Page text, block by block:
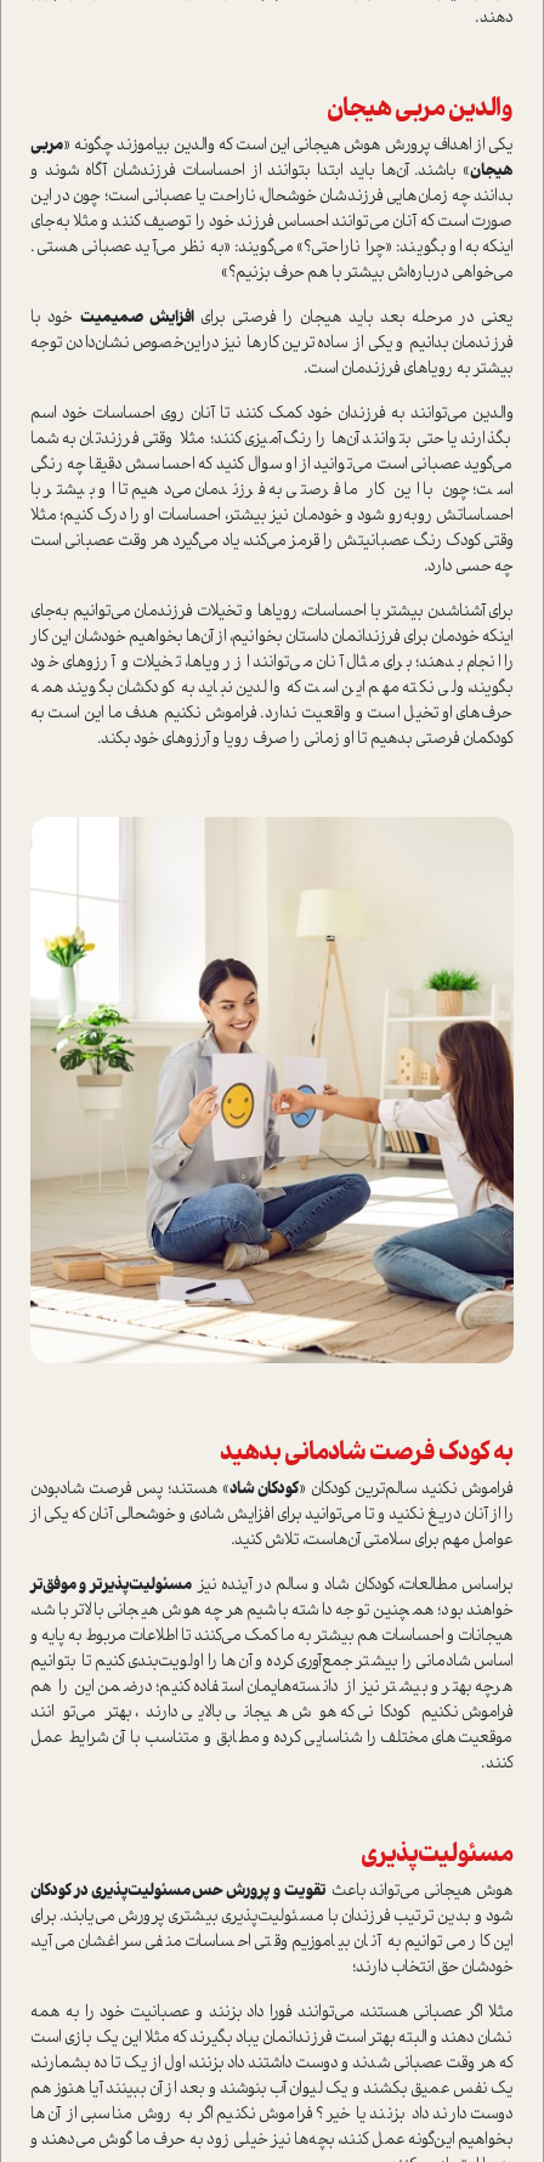
دهند‌.
والدين مربي هيجان
يكي از اهداف پرورش هوش هيجاني اين است كه والدين بياموزند چگونه «مربي
هيجان» باشند. آن‌ها‌ بايد ابتدا بتوانند از احساسات فرزندشان آگاه شوند و
بدانند چه زمان‌هايي فرزندشان خوشحال، ناراحت یا عصباني است‌؛ چون در این
صورت است که آنان می‌توانند احساس فرزند خود را توصيف كنند و مثلا به‌جای
اینکه به او بگویند: «چرا ناراحتي؟» می‌گویند: «به نظر مي‌آيد‌ عصباني هستي.
مي‌خواهي درباره‌اش بيشتر با هم حرف بزنيم؟»
يعني در مرحله بعد بايد هيجان را فرصتي براي افزايش صميميت خود با
فرزندمان‌ بدانیم ‌و يكي از ساده‌ترين كار‌ها نيز دراين‌خصوص نشان‌دادن توجه
بیشتر به رویاهای فرزندمان است.
والدين مي‌توانند به فرزندان خود كمك كنند تا آنان روي احساسات خود اسم
بگذارند يا حتي بتوانند آن‌ها را رنگ‌آميزي كنند؛ ‌مثلا وقتي فرزندتان به شما
مي‌گويد عصباني است مي‌توانيد از او سوال كنيد كه احساسش دقيقا چه رنگي
است‌؛ چون با این کار ما فرصتي به فرزندمان می‌دهيم تا او بيشتر با
احساساتش روبه‌رو شود و‌ خودمان نيز بيشتر، احساسات او را درك كنيم؛ مثلا
وقتي‌ كودك رنگ عصبانيتش را قرمز مي‌كند، ياد مي‌گيرد هر وقت عصباني است
چه حسي دارد‌.
براي آشناشدن بيشتر با احساسات‌، روياها و تخيلات فرزندمان مي‌توانيم به‌جاي
اينكه خودمان‌ براي فرزندانمان‌ داستان بخوانيم، از آن‌ها بخواهيم خودشان اين كار
را انجام بدهند؛ برای مثال آنان مي‌توانند از روياها، تخيلات و آرزوهاي خود
بگويند، ولي نكته مهم اين است كه والدين نبايد به كودكشان بگويند همه
حرف‌های او تخيل است و واقعيت ندارد‌. فراموش نكنيم‌ هدف ما اين است به
كودكمان فرصتي بدهيم تا او زماني را صرف‌ رويا و آرزوهاي خود بكند‌.
به كودك فرصت شادماني بدهيد
فراموش نكنيد سالم‌ترين كودكان «كودكان شاد» هستند؛ ‌پس فرصت شاد‌بودن
را از آنان دريغ نكنيد و تا می‌توانید برای افزایش شادی و خوشحالی آنان که يكي از
عوامل مهم برای سلامتي آن‌هاست، تلاش کنید.
براساس مطالعات، كودكان شاد و سالم‌ در آينده نيز‌ مسئوليت‌پذيرتر و موفق‌تر
‌خواهند بود؛ همچنین توجه داشته باشيم هر‌چه هوش هيجاني بالاتر باشد،
هيجانات و احساسات هم بيشتر به ما كمك مي‌كنند‌ تا اطلاعات مربوط به پايه و
اساس شادماني را‌ بيشتر جمع‌آوري کرده و آن‌ها را اولويت‌بندي كنيم تا بتوانيم
هرچه بهتر و بيشتر‌ نيز از دانسته‌هایمان استفاده كنيم‌؛ درضمن این را هم
فراموش نکنیم كودكاني که هوش هيجاني بالایی دارند، بهتر مي‌توانند
موقعيت‌هاي مختلف را شناسايي کرده و مطابق‌ و متناسب با آن شرايط عمل
كنند‌.
مسئوليت‌پذيري
هوش هيجاني‌ مي‌تواند باعث‌ ‌ تقويت و پرورش‌ حس‌ مسئوليت‌پذيري‌ در كودكان‌
شود‌ و بدین ترتیب فرزندان با مسئوليت‌پذيري بيشتری پرورش می‌یابند. براي
اين كار مي‌توانيم به آنان بياموزيم وقتي احساسات منفي سراغشان مي‌آيد‌،
خودشان‌ حق انتخاب دارند؛
مثلا اگر عصباني هستند، مي‌توانند فورا‌ داد بزنند‌ و عصبانيت خود را به همه
نشان دهند‌ و البته بهتر است فرزندانمان یباد بگیرند که‌ مثلا اين‌ يك بازي‌ است
كه هر وقت عصباني شدند‌ و دوست داشتند‌ داد بزنند‌، اول ‌از يك تا ده بشمارند‌،
يك نفس عميق بكشند و يك ليوان آب بنوشند و بعد از آن‌ ببينند آيا هنوز هم
دوست دارند داد بزنند یا خیر‌؟ فراموش نكنيم اگر به روش مناسبي از آن‌ها
بخواهيم اين‌گونه عمل كنند، بچه‌‌ها‌ نيز خيلي زود به حرف ما گوش مي‌دهند و